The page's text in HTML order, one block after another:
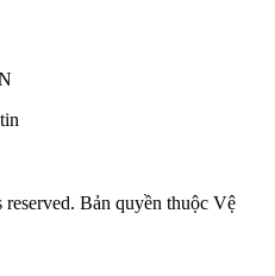
Bản quyền thuộc Vệ